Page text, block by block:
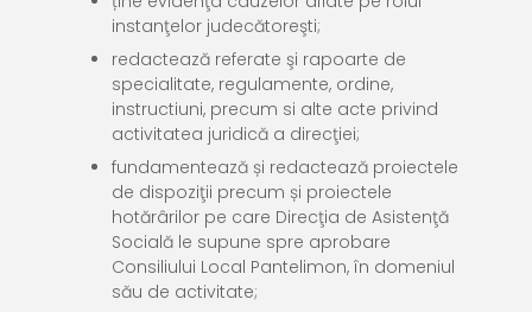
instanţelor judecătoreşti;
redactează referate şi rapoarte de
specialitate, regulamente, ordine,
instructiuni, precum si alte acte privind
activitatea juridică a direcţiei;
fundamentează și redactează proiectele
de dispoziţii precum și proiectele
hotărârilor pe care Direcţia de Asistenţă
Socială le supune spre aprobare
Consiliului Local Pantelimon, în domeniul
său de activitate;